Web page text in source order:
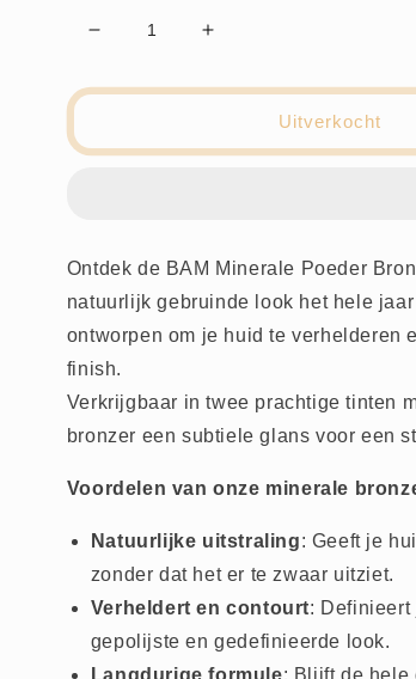
Aantal
voor
-
BAM
Cosmetics
Aantal
voor
-
BAM
Cosmetics
Uitverkocht
Ontdek de BAM Minerale Poeder
natuurlijk gebruinde look het hele
ontworpen om je huid te verhelderen
finish.
Verkrijgbaar in twee prachtige tinten
bronzer een subtiele glans voor een
Voordelen van onze minerale
Natuurlijke uitstraling: Geeft je
zonder dat het er te zwaar uitziet.
Verheldert en contourt: Definieert
gepolijste en gedefinieerde look.
Langdurige formule: Blijft de hele